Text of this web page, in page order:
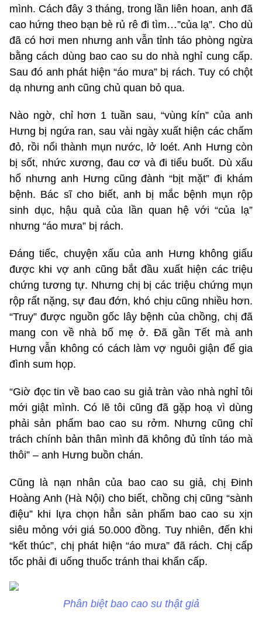
mình. Cách đây 3 tháng, trong lần liên hoan, anh đã
cao hứng theo bạn bè rủ rê đi tìm…”của lạ”. Cho dù
đã có hơi men nhưng anh vẫn tỉnh táo phòng ngừa
bằng cách dùng bao cao su do nhà nghỉ cung cấp.
Sau đó anh phát hiện “áo mưa” bị rách. Tuy có chột
dạ nhưng anh cũng chủ quan bỏ qua.
Nào ngờ, chỉ hơn 1 tuần sau, “vùng kín” của anh
Hưng bị ngứa ran, sau vài ngày xuất hiện các chấm
đỏ, rồi nổi thành mụn nước, lở loét. Anh Hưng còn
bị sốt, nhức xương, đau cơ và đi tiểu buốt. Dù xấu
hổ nhưng anh Hưng cũng đành “bịt mặt” đi khám
bệnh. Bác sĩ cho biết, anh bị mắc bệnh mụn rộp
sinh dục, hậu quả của lần quan hệ với “của lạ”
nhưng “áo mưa” bị rách.
Đáng tiếc, chuyện xấu của anh Hưng không giấu
được khi vợ anh cũng bắt đầu xuất hiện các triệu
chứng tương tự. Nhưng chị bị các triệu chứng mụn
rộp rất nặng, sự đau đớn, khó chịu cũng nhiều hơn.
“Truy” được nguồn gốc lây bệnh của chồng, chị đã
mang con về nhà bố mẹ ở. Đã gần Tết mà anh
Hưng vẫn không có cách làm vợ nguôi giận để gia
đình sum họp.
“Giờ đọc tin về bao cao su giả tràn vào nhà nghỉ tôi
mới giật mình. Có lẽ tôi cũng đã gặp hoạ vì dùng
phải sản phẩm bao cao su rởm. Nhưng cũng chỉ
trách chính bản thân mình đã không đủ tỉnh táo mà
thôi” – anh Hưng buồn chán.
Cũng là nạn nhân của bao cao su giả, chị Đinh
Hoàng Anh (Hà Nội) cho biết, chồng chị cũng “sành
điệu” khi lựa chọn hẳn sản phẩm bao cao su xịn
siêu mỏng với giá 50.000 đồng. Tuy nhiên, đến khi
“kết thúc”, chị phát hiện “áo mưa” đã rách. Chị cấp
tốc phải đi uống thuốc tránh thai khẩn cấp.
Phân biệt bao cao su thật giả